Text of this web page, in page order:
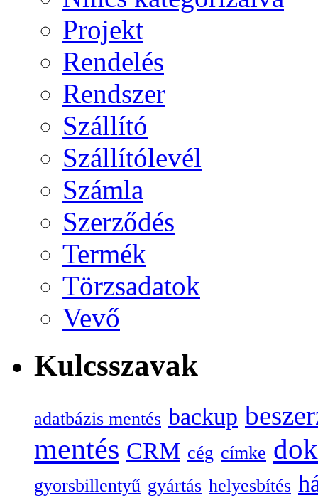
Projekt
Rendelés
Rendszer
Szállító
Szállítólevél
Számla
Szerződés
Termék
Törzsadatok
Vevő
Kulcsszavak
adatbázis mentés backup
mentés CRM cég címke
gyorsbillentyű gyártás helyesbítés